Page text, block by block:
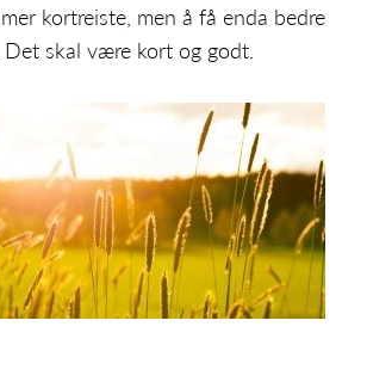
kortreiste, men å få enda bedre
Det skal være kort og godt.